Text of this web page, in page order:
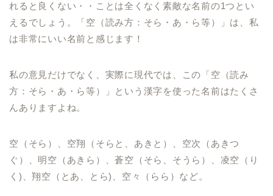
れると良くない・・ことは全くなく素敵な名前の1つとい
えるでしょう。「空（読み方：そら・あ・ら等）」は、私
は非常にいい名前と感じます！
私の意見だけでなく、実際に現代では、この「空（読み
方：そら・あ・ら等）」という漢字を使った名前はたくさ
んありますよね。
空（そら）、空翔（そらと、あきと）、空次（あきつ
ぐ）、明空（あきら）、蒼空（そら、そうら）、凌空（り
く)、翔空（とあ、とら)、空々（らら）など。